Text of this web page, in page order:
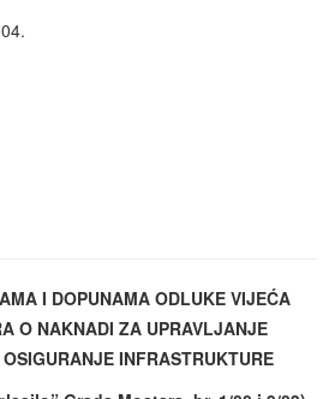
I DOPUNAMA ODLUKE VIJEĆA
O NAKNADI ZA UPRAVLJANJE
INFRASTRUKTURE